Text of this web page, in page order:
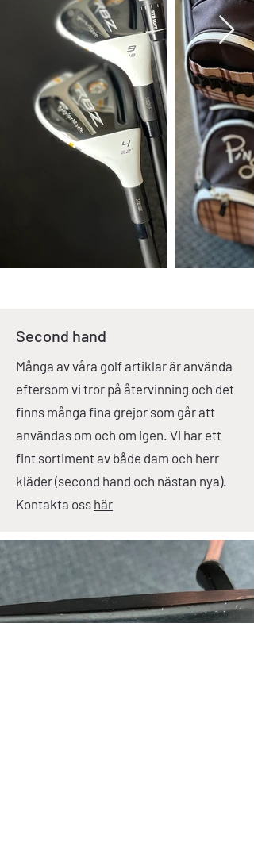
Second hand
Många av våra golf artiklar är använda
eftersom vi tror på återvinning och det
finns många fina grejor som går att
användas om och om igen. Vi har ett
fint sortiment av både dam och herr
kläder (second hand och nästan nya).
Kontakta oss här